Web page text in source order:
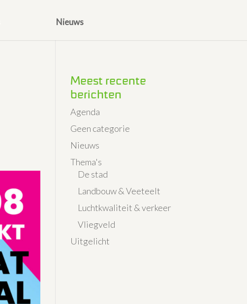
Nieuws
Meest recente
berichten
Agenda
Geen categorie
Nieuws
Thema's
De stad
Landbouw & Veeteelt
Luchtkwaliteit & verkeer
Vliegveld
Uitgelicht